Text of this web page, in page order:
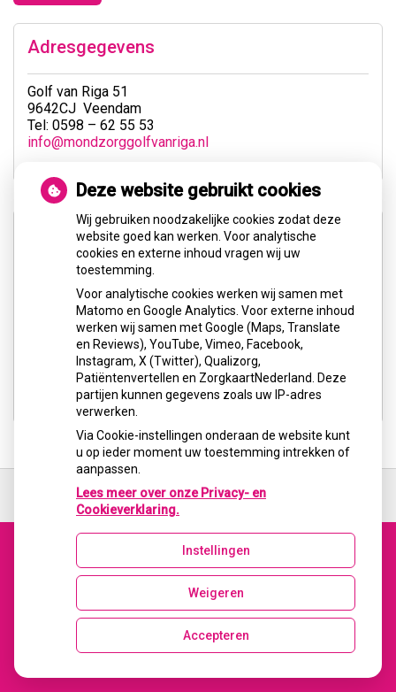
Adresgegevens
Golf van Riga 51
9642CJ Veendam
Tel: 0598 – 62 55 53
info@mondzorggolfvanriga.nl
U heeft geen toestemming gegeven voor
externe inhoud die nodig is om dit te
zien.
Cookie-instellingen wijzigen
de
Uw Zorg Online|Beheer
Bezoek
facebook
pagina
Cookie-instellingen
Deze website gebruikt cookies
Wij gebruiken noodzakelijke cookies zodat deze
website goed kan werken. Voor analytische
cookies en externe inhoud vragen wij uw
toestemming.
Voor analytische cookies werken wij samen met
Matomo en Google Analytics. Voor externe inhoud
werken wij samen met Google (Maps, Translate
en Reviews), YouTube, Vimeo, Facebook,
Instagram, X (Twitter), Qualizorg,
Patiëntenvertellen en ZorgkaartNederland. Deze
partijen kunnen gegevens zoals uw IP-adres
verwerken.
Via Cookie-instellingen onderaan de website kunt
u op ieder moment uw toestemming intrekken of
aanpassen.
Lees meer over onze Privacy- en
Cookieverklaring.
Instellingen
Weigeren
Accepteren